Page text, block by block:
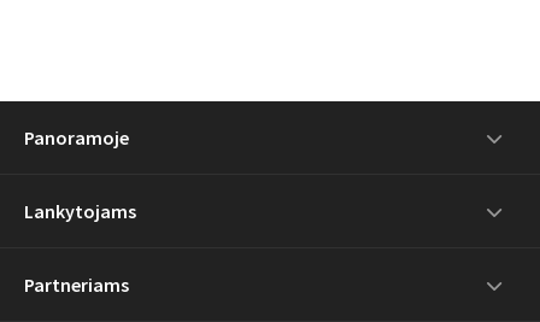
Panoramoje
Lankytojams
Partneriams